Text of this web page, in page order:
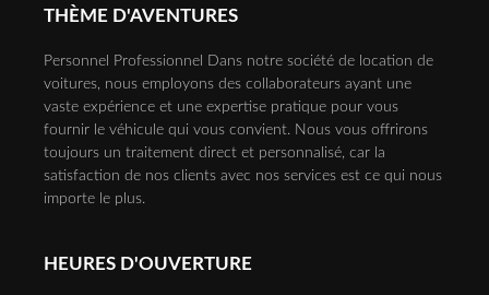
THÈME D'AVENTURES
Personnel Professionnel Dans notre société de location de
voitures, nous employons des collaborateurs ayant une
vaste expérience et une expertise pratique pour vous
fournir le véhicule qui vous convient. Nous vous offrirons
toujours un traitement direct et personnalisé, car la
satisfaction de nos clients avec nos services est ce qui nous
importe le plus.
HEURES D'OUVERTURE